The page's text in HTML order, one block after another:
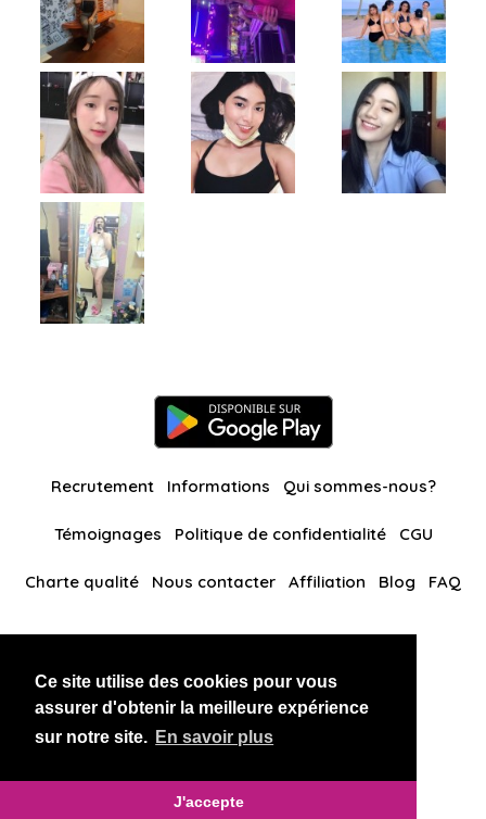
Ce site utilise des cookies pour vous
assurer d'obtenir la meilleure expérience
sur notre site. En savoir plus
J'accepte
Recrutement Informations Qui sommes-nous?
Témoignages Politique de confidentialité CGU
Charte qualité Nous contacter Affiliation Blog FAQ
BlackAndBeauties RussianKisses
Copyright 2026 thaidatevip